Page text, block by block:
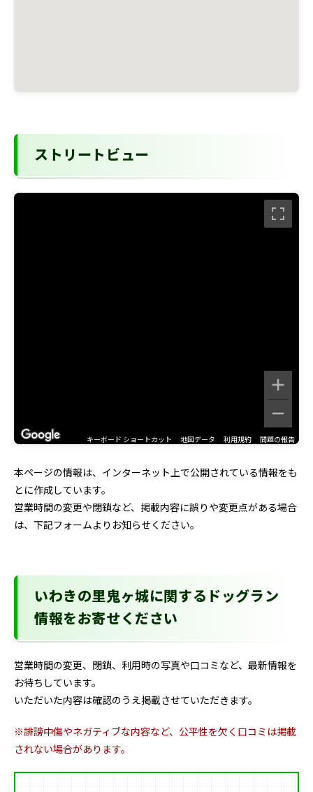
ストリートビュー
キーボード ショートカット 地図データ 利用規約 問題の報告
本ページの情報は、インターネット上で公開されている情報をも
とに作成しています。
営業時間の変更や閉鎖など、掲載内容に誤りや変更点がある場合
は、下記フォームよりお知らせください。
いわきの里鬼ヶ城に関するドッグラン
情報をお寄せください
営業時間の変更、閉鎖、利用時の写真や口コミなど、最新情報を
お待ちしています。
いただいた内容は確認のうえ掲載させていただきます。
※誹謗中傷やネガティブな内容など、公平性を欠く口コミは掲載
されない場合があります。